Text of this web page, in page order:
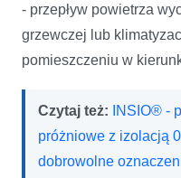
- przepływ powietrza
grzewczej lub
pomieszczeniu w
Czytaj też:
INSIO® -
próżniowe z izolacją
dobrowolne